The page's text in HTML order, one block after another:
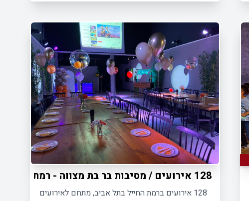
128 אירועים / מסיבות בר בת מצווה - רמת החייל תל אביב
128 אירועים ברמת החייל בתל אביב, מתחם לאירועים